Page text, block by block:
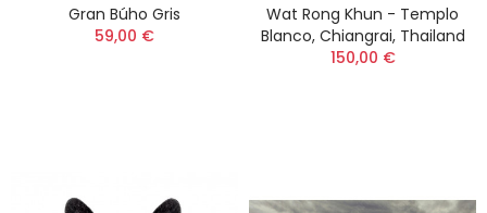
Gran Búho Gris
59,00 €
Wat Rong Khun - Templo
Blanco, Chiangrai, Thailand
150,00 €